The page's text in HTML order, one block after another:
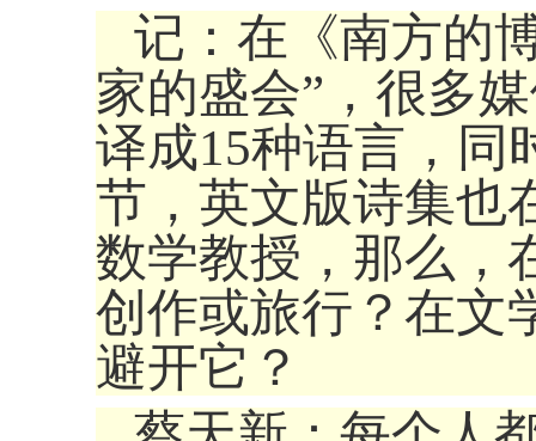
记：在《南方的
家的盛会”，很多
译成15种语言，同
节，英文版诗集也
数学教授，那么，
创作或旅行？在文
避开它？